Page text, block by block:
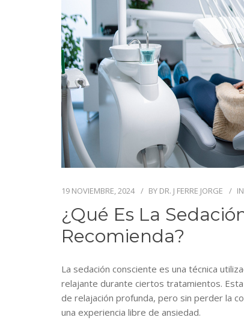
19 NOVIEMBRE, 2024 BY DR. J FERRE JORGE IN
¿Qué Es La
Recomienda?
La sedación consciente es una técnica
relajante durante ciertos tratamientos.
de relajación profunda, pero sin perder la
una experiencia libre de ansiedad.